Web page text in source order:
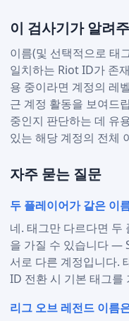
이 검사기가 알려
이름(및 선택적으로 태
일치하는 Riot ID가 존
용 중이라면 계정의 레
근 계정 활동을 보여드
중인지 판단하는 데 유
있는 해당 계정의 전체
자주 묻는 질문
두 플레이어가 같은 이
네. 태그만 다르다면
을 가질 수 있습니다 —
서로 다른 계정입니다.
ID 전환 시 기본 태그를
리그 오브 레전드 이름